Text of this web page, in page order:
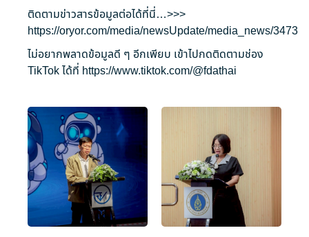
ติดตามข่าวสารข้อมูลต่อได้ที่นี่…>>>
https://oryor.com/media/newsUpdate/media_news/3473
ไม่อยากพลาดข้อมูลดี ๆ อีกเพียบ เข้าไปกดติดตามช่อง
TikTok ได้ที่ https://www.tiktok.com/@fdathai